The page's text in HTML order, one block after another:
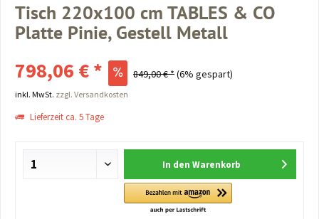
Tisch 220x100 cm TABLES & CO
Platte Pinie, Gestell Metall
798,06 € * 849,00 € *(6% gespart)
inkl. MwSt. zzgl. Versandkosten
Lieferzeit ca. 5 Tage
In den Warenkorb